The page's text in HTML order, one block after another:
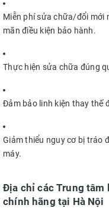
Miễn phí sửa chữa/đổi mới
mãn điều kiện bảo hành.
Thực hiện sửa chữa đúng
Đảm bảo linh kiện thay thế
Giảm thiểu nguy cơ bị tráo
máy.
Địa chỉ các Trung tâm
chính hãng tại Hà Nội